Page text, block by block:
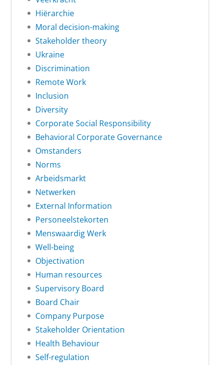
Hiërarchie
Moral decision-making
Stakeholder theory
Ukraine
Discrimination
Remote Work
Inclusion
Diversity
Corporate Social Responsibility
Behavioral Corporate Governance
Omstanders
Norms
Arbeidsmarkt
Netwerken
External Information
Personeelstekorten
Menswaardig Werk
Well-being
Objectivation
Human resources
Supervisory Board
Board Chair
Company Purpose
Stakeholder Orientation
Health Behaviour
Self-regulation